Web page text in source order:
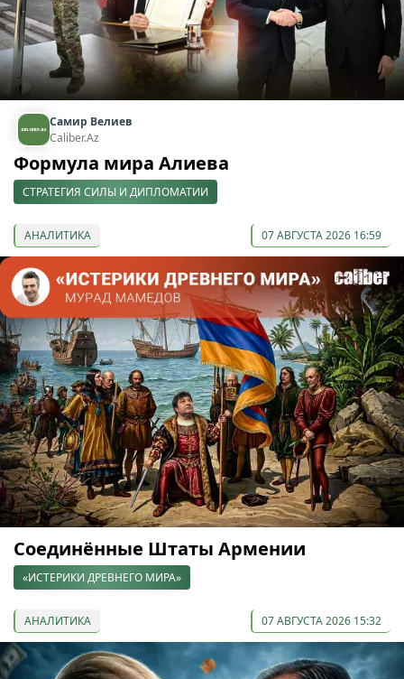
Самир Велиев
Caliber.Az
Формула мира Алиева
СТРАТЕГИЯ СИЛЫ И ДИПЛОМАТИИ
АНАЛИТИКА 07 АВГУСТА 2026 16:59
Соединённые Штаты Армении
«ИСТЕРИКИ ДРЕВНЕГО МИРА»
АНАЛИТИКА 07 АВГУСТА 2026 15:32